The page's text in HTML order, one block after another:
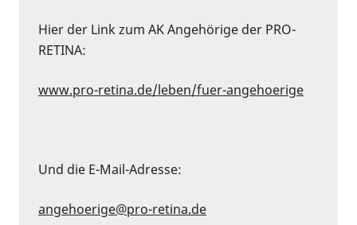
Hier der Link zum AK Angehörige der PRO-
RETINA:
www.pro-retina.de/leben/fuer-angehoerige
Und die E-Mail-Adresse:
angehoerige@pro-retina.de